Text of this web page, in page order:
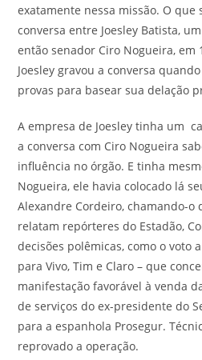
exatamente nessa missão. O
conversa entre Joesley Batista,
então senador Ciro Nogueira, em
Joesley gravou a conversa
provas para basear sua delação
A empresa de Joesley tinha um
a conversa com Ciro Nogueira
influência no órgão. E tinha
Nogueira, ele havia colocado lá
Alexandre Cordeiro, chamando-o
relatam repórteres do Estadão,
decisões polêmicas, como o voto
para Vivo, Tim e Claro – que
manifestação favorável à venda
de serviços do ex-presidente do
para a espanhola Prosegur.
reprovado a operação.